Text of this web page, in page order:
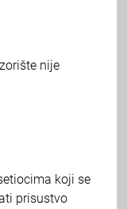
nije
koji se
prisustvo